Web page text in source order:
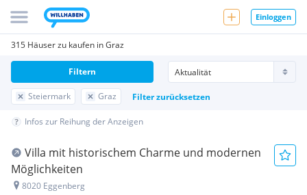
Einloggen
315 Häuser zu kaufen in Graz
Steiermark Graz Filter zurücksetzen
Filtern
Infos zur Reihung der Anzeigen
Villa mit historischem Charme und modernen
Möglichkeiten
8020 Eggenberg